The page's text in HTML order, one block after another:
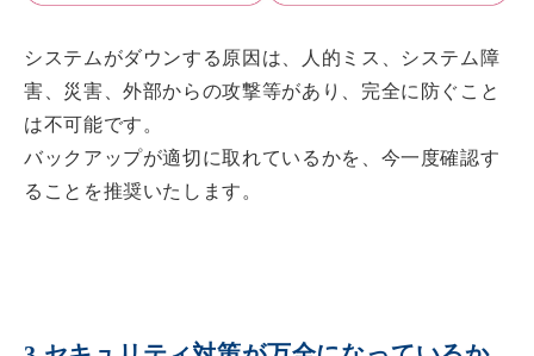
システムがダウンする原因は、人的ミス、システム障
害、災害、外部からの攻撃等があり、完全に防ぐこと
は不可能です。
バックアップが適切に取れているかを、今一度確認す
ることを推奨いたします。